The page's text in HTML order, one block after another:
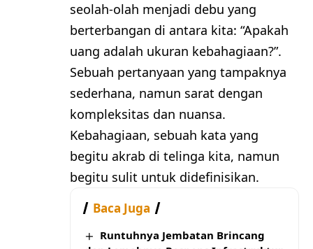
seolah-olah menjadi debu yang
berterbangan di antara kita: “Apakah
uang adalah ukuran kebahagiaan?”.
Sebuah pertanyaan yang tampaknya
sederhana, namun sarat dengan
kompleksitas dan nuansa.
Kebahagiaan, sebuah kata yang
begitu akrab di telinga kita, namun
begitu sulit untuk didefinisikan.
Baca Juga
Runtuhnya Jembatan Brincang